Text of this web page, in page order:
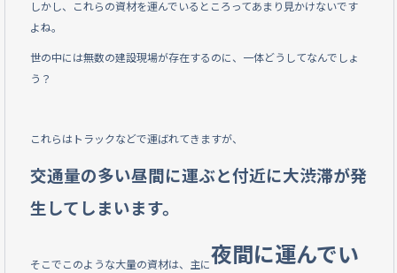
しかし、これらの資材を運んでいるところってあまり見かけないです
よね。
世の中には無数の建設現場が存在するのに、一体どうしてなんでしょ
う？
これらはトラックなどで運ばれてきますが、
交通量の多い昼間に運ぶと付近に大渋滞が発
生してしまいます。
そこでこのような大量の資材は、主に夜間に運んでい